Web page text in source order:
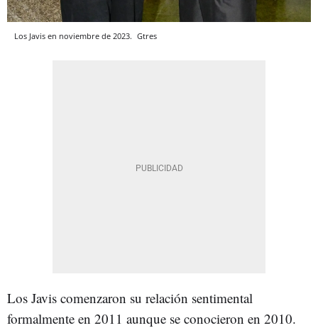
Los Javis en noviembre de 2023. Gtres
Los Javis comenzaron su relación sentimental
formalmente en 2011 aunque se conocieron en 2010.